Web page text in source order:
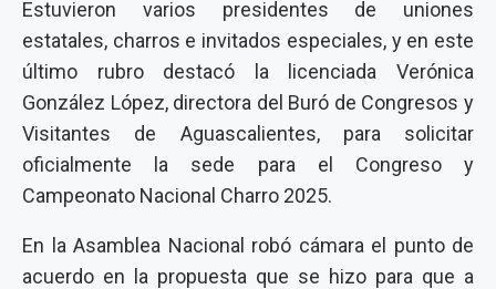
Estuvieron varios presidentes de uniones
estatales, charros e invitados especiales, y en este
último rubro destacó la licenciada Verónica
González López, directora del Buró de Congresos y
Visitantes de Aguascalientes, para solicitar
oficialmente la sede para el Congreso y
Campeonato Nacional Charro 2025.
En la Asamblea Nacional robó cámara el punto de
acuerdo en la propuesta que se hizo para que a